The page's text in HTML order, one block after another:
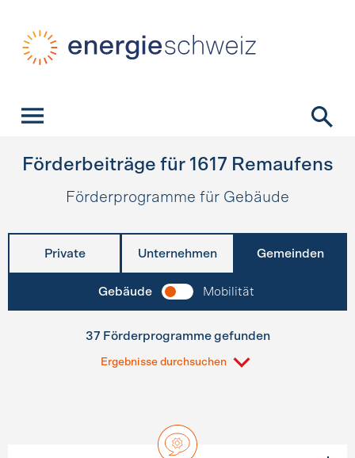
Förderbeiträge für 1617 Remaufens
Förderprogramme für Gebäude
Private Unternehmen Gemeinden
Gebäude Mobilität
37 Förderprogramme gefunden
Ergebnisse durchsuchen